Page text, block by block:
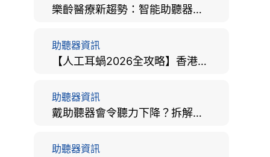
樂齡醫療新趨勢：智能助聽器結合 AI 眼底相機，如何全方位守護長者健康？
助聽器資訊
【人工耳蝸2026全攻略】香港手術費用、原理與副作用評估！
助聽器資訊
戴助聽器會令聽力下降？拆解越戴越聾迷思與聽覺剝奪真相
助聽器資訊